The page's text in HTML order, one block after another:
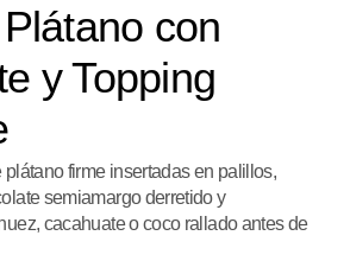
con
y Topping
firme insertadas en palillos,
semiamargo derretido y
cacahuate o coco rallado antes de